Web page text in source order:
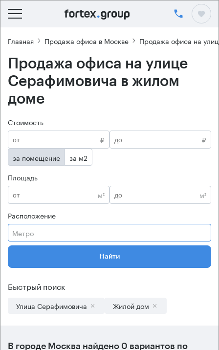
Главная Продажа офиса в Москве Продажа офиса на
Продажа офиса на улице
Серафимовича в жилом
доме
Стоимость
₽
₽
за помещение
за м2
Площадь
м²
м²
Расположение
Метро
Найти
Быстрый поиск
Улица Серафимовича Жилой дом
В городе Москва найдено 0 вариантов по